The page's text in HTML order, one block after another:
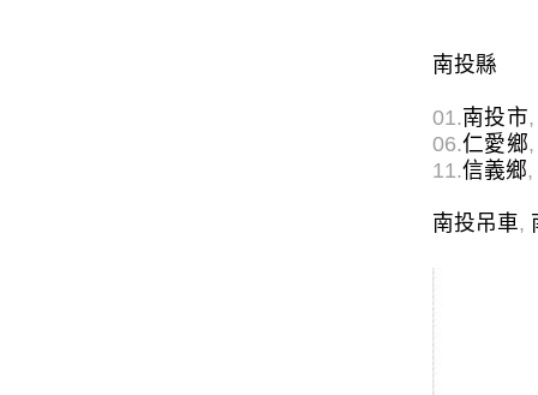
南投縣
01.南投市
06.仁愛鄉
11.信義鄉,
南投吊車,